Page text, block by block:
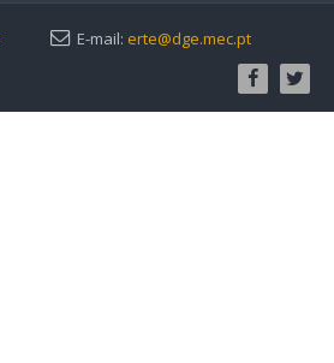
E-mail: erte@dge.mec.pt